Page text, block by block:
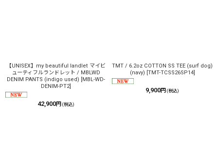
【UNISEX】my beautiful landlet マイビ
ューティフルランドレット / MBLWD
DENIM PANTS (indigo used) [MBL-WD-
DENIM-PT2]
42,900円 (税込)
TMT / 6.2oz COTTON SS TEE (surf dog)
(navy) [TMT-TCSS26SP14]
9,900円 (税込)